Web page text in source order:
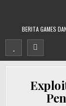
BERITA GAMES